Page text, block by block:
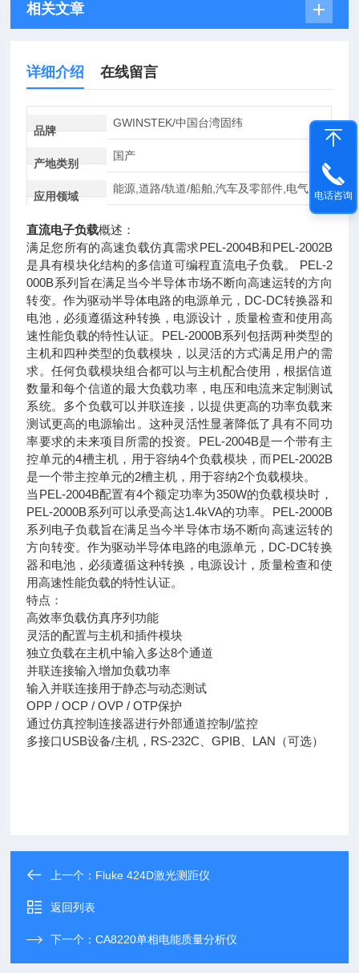
相关文章
详细介绍 在线留言
品牌
GWINSTEK/中国台湾固纬
产地类别
国产
应用领域
能源,道路/轨道/船舶,汽车及零部件,电气
直流电子负载概述：
满足您所有的高速负载仿真需求PEL-2004B和PEL-2002B
是具有模块化结构的多信道可编程直流电子负载。 PEL-2
000B系列旨在满足当今半导体市场不断向高速运转的方向
转变。作为驱动半导体电路的电源单元，DC-DC转换器和
电池，必须遵循这种转换，电源设计，质量检查和使用高
速性能负载的特性认证。PEL-2000B系列包括两种类型的
主机和四种类型的负载模块，以灵活的方式满足用户的需
求。任何负载模块组合都可以与主机配合使用，根据信道
数量和每个信道的最大负载功率，电压和电流来定制测试
系统。多个负载可以并联连接，以提供更高的功率负载来
测试更高的电源输出。这种灵活性显著降低了具有不同功
率要求的未来项目所需的投资。PEL-2004B是一个带有主
控单元的4槽主机，用于容纳4个负载模块，而PEL-2002B
是一个带主控单元的2槽主机，用于容纳2个负载模块。
当PEL-2004B配置有4个额定功率为350W的负载模块时，
PEL-2000B系列可以承受高达1.4kVA的功率。PEL-2000B
系列电子负载旨在满足当今半导体市场不断向高速运转的
方向转变。作为驱动半导体电路的电源单元，DC-DC转换
器和电池，必须遵循这种转换，电源设计，质量检查和使
用高速性能负载的特性认证。
特点：
高效率负载仿真序列功能
灵活的配置与主机和插件模块
独立负载在主机中输入多达8个通道
并联连接输入增加负载功率
输入并联连接用于静态与动态测试
OPP / OCP / OVP / OTP保护
通过仿真控制连接器进行外部通道控制/监控
多接口USB设备/主机，RS-232C、GPIB、LAN（可选）
上一个： Fluke 424D激光测距仪
返回列表
下一个：CA8220单相电能质量分析仪
电话咨询